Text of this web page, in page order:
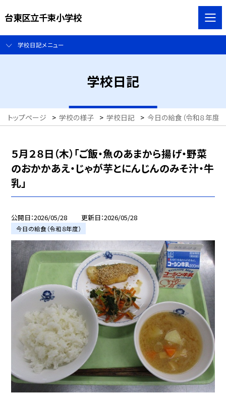
台東区立千束小学校
学校日記メニュー
学校日記
トップページ > 学校の様子 > 学校日記 > 今日の給食（令和８年度）
５月２８日（木）「ご飯・魚のあまから揚げ・野菜
のおかかあえ・じゃが芋とにんじんのみそ汁・牛
乳」
公開日 2026/05/28 更新日 2026/05/28
今日の給食（令和８年度）